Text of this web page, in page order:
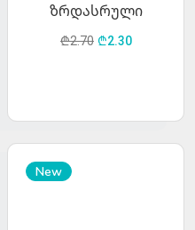
ზრდასრული
ძაღლისთვის ქათმის
₾2.70₾2.30
New